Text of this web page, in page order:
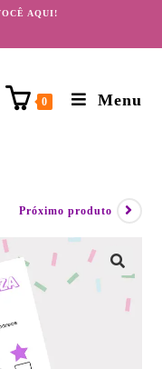
AQUI!
0 Menu
Próximo produto